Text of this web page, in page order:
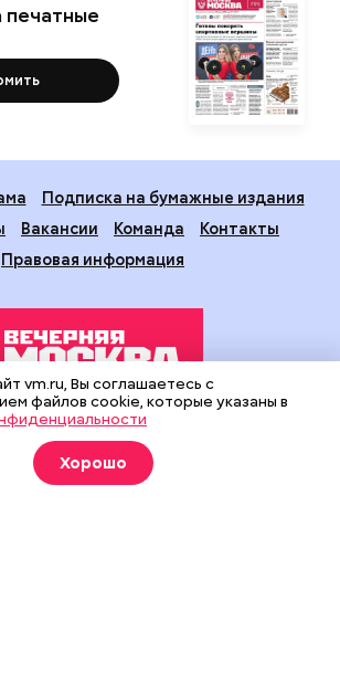
печатные
Подписка на бумажные издания
Вакансии Команда
Контакты
Правовая информация
финансовой поддержке Департамента
информации и рекламы города Москвы.
рекомендательные технологии
предоставления информации
vm.ru, Вы соглашаетесь с
файлов cookie, которые указаны в
Хорошо